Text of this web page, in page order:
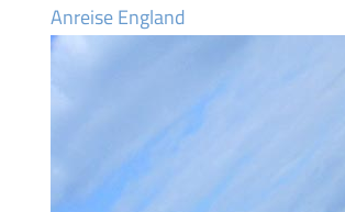
Anreise England